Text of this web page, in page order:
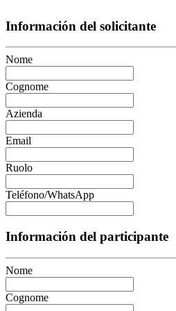
Información del solicitante
Nome
Cognome
Azienda
Email
Ruolo
Teléfono/WhatsApp
Información del participante
Nome
Cognome